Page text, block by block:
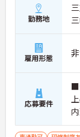
勤務地
雇用形態
応募要件
■